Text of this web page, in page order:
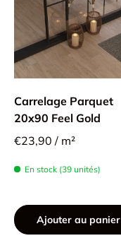
Carrelage Parquet
20x90 Feel Gold
€23,90 / m²
En stock (39 unités)
Ajouter au panier